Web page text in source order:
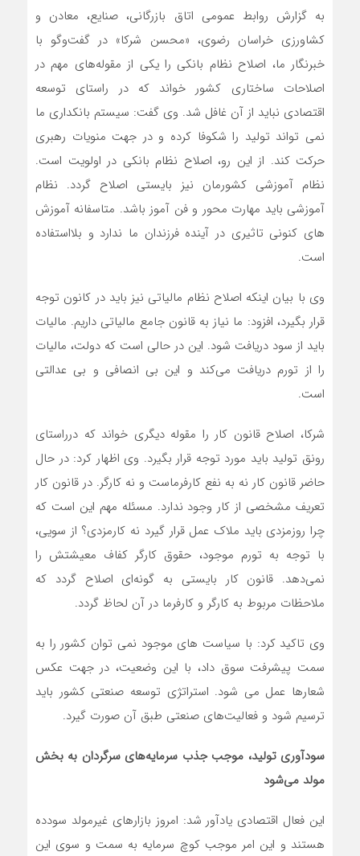
به گزارش روابط عمومی اتاق بازرگانی، صنایع، معادن و
کشاورزی خراسان رضوی، «محسن شرکا» در گفت‌وگو با
خبرنگار ما، اصلاح نظام بانکی را یکی از مقوله‌های مهم در
اصلاحات ساختاری کشور خواند که در راستای توسعه
اقتصادی نباید از آن غافل شد. وی گفت: سیستم بانکداری ما
نمی تواند تولید را شکوفا کرده و در جهت منویات رهبری
حرکت کند. از این رو، اصلاح نظام بانکی در اولویت است.
نظام آموزشی کشورمان نیز بایستی اصلاح گردد. نظام
آموزشی باید مهارت محور و فن آموز باشد. متاسفانه آموزش
های کنونی تاثیری در آینده فرزندان ما ندارد و بلااستفاده
است.
وی با بیان اینکه اصلاح نظام مالیاتی نیز باید در کانون توجه
قرار بگیرد، افزود: ما نیاز به قانون جامع مالیاتی داریم. مالیات
باید از سود دریافت شود. این در حالی است که دولت، مالیات
را از تورم دریافت می‌کند و این بی انصافی و بی عدالتی
است.
شرکا، اصلاح قانون کار را مقوله دیگری خواند که درراستای
رونق تولید باید مورد توجه قرار بگیرد. وی اظهار کرد: در حال
حاضر قانون کار نه به نفع کارفرماست و نه کارگر. در قانون کار
تعریف مشخصی از کار وجود ندارد. مسئله مهم این است که
چرا روزمزدی باید ملاک عمل قرار گیرد نه کارمزدی؟ از سویی،
با توجه به تورم موجود، حقوق کارگر کفاف معیشتش را
نمی‌دهد. قانون کار بایستی به گونه‌ای اصلاح گردد که
ملاحظات مربوط به کارگر و کارفرما در آن لحاظ گردد.
وی تاکید کرد: با سیاست های موجود نمی توان کشور را به
سمت پیشرفت سوق داد، با این وضعیت، در جهت عکس
شعارها عمل می شود. استراتژی توسعه صنعتی کشور باید
ترسیم شود و فعالیت‌های صنعتی طبق آن صورت گیرد.
سودآوری تولید، موجب جذب سرمایه‌های سرگردان به بخش
مولد می‌شود
این فعال اقتصادی یادآور شد: امروز بازارهای غیرمولد سودده
هستند و این امر موجب کوچ سرمایه به سمت و سوی این